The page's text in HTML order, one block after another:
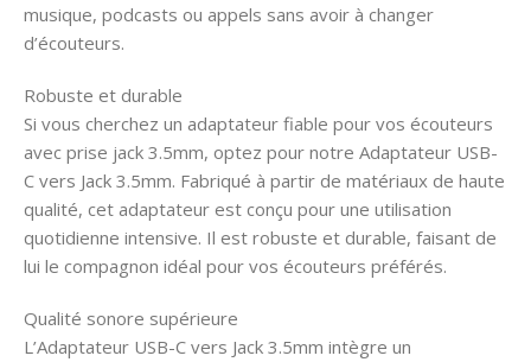
musique, podcasts ou appels sans avoir à changer
d’écouteurs.
Robuste et durable
Si vous cherchez un adaptateur fiable pour vos écouteurs
avec prise jack 3.5mm, optez pour notre Adaptateur USB-
C vers Jack 3.5mm. Fabriqué à partir de matériaux de haute
qualité, cet adaptateur est conçu pour une utilisation
quotidienne intensive. Il est robuste et durable, faisant de
lui le compagnon idéal pour vos écouteurs préférés.
Qualité sonore supérieure
L’Adaptateur USB-C vers Jack 3.5mm intègre un